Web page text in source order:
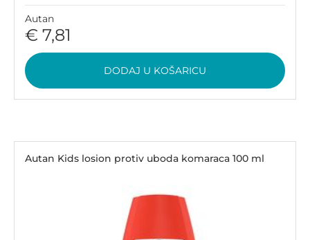
Autan
€ 7,81
DODAJ U KOŠARICU
Autan Kids losion protiv uboda komaraca 100 ml